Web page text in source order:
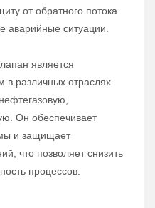
от обратного потока
аварийные ситуации.
является
различных отраслях
Он обеспечивает
и защищает
что позволяет снизить
процессов.